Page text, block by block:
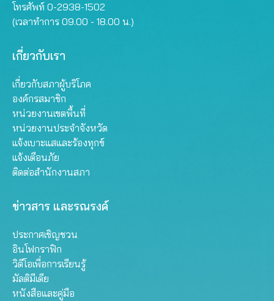
โทรศัพท์ 0-2938-1502
(เวลาทำการ 09.00 - 18.00 น.)
เกี่ยวกับเรา
เกี่ยวกับสภาผู้บริโภค
องค์กรสมาชิก
หน่วยงานเขตพื้นที่
หน่วยงานประจำจังหวัด
แจ้งเบาะแสและร้องทุกข์
แจ้งเตือนภัย
ติดต่อสำนักงานสภา
ข่าวสาร และรณรงค์
ประกาศเชิญชวน
อินโฟกราฟิก
วิดีโอเพื่อการเรียนรู้
มัลติมีเดีย
หนังสือและคู่มือ